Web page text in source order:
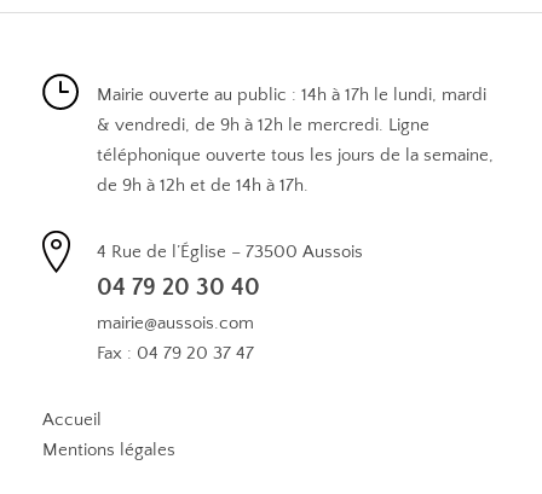
Mairie ouverte au public : 14h à 17h le lundi, mardi
& vendredi, de 9h à 12h le mercredi. Ligne
téléphonique ouverte tous les jours de la semaine,
de 9h à 12h et de 14h à 17h.
4 Rue de l’Église – 73500 Aussois
04 79 20 30 40
mairie@aussois.com
Fax : 04 79 20 37 47
Accueil
Mentions légales